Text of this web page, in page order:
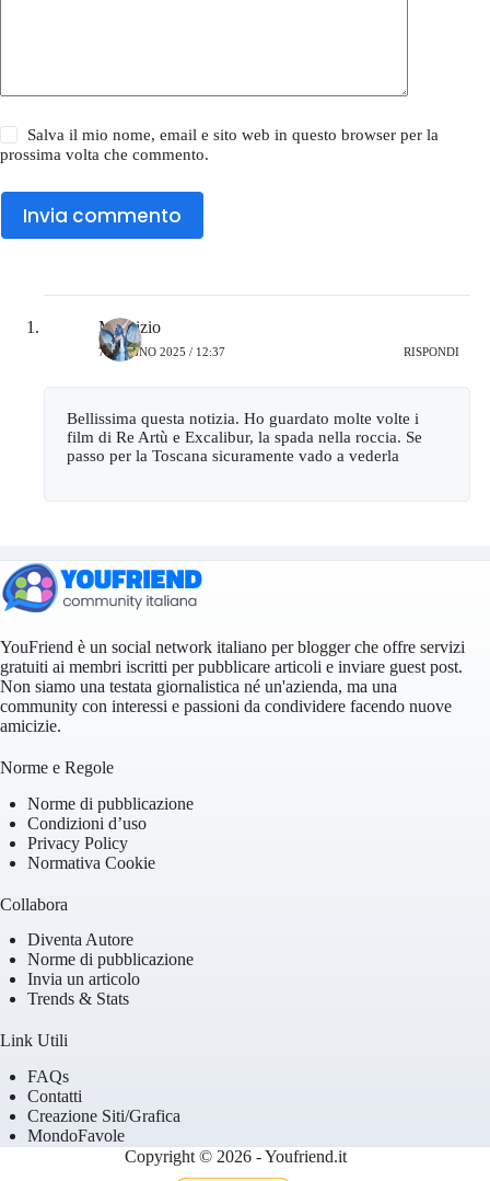
Salva il mio nome, email e sito web in questo browser per la
prossima volta che commento.
Invia commento
Maurizio
7 GIUGNO 2025 / 12:37 RISPONDI
Bellissima questa notizia. Ho guardato molte volte i
film di Re Artù e Excalibur, la spada nella roccia. Se
passo per la Toscana sicuramente vado a vederla
YouFriend è un social network italiano per blogger che offre servizi
gratuiti ai membri iscritti per pubblicare articoli e inviare guest post.
Non siamo una testata giornalistica né un'azienda, ma una
community con interessi e passioni da condividere facendo nuove
amicizie.
Norme e Regole
Norme di pubblicazione
Condizioni d’uso
Privacy Policy
Normativa Cookie
Collabora
Diventa Autore
Norme di pubblicazione
Invia un articolo
Trends & Stats
Link Utili
FAQs
Contatti
Creazione Siti/Grafica
MondoFavole
Copyright © 2026 - Youfriend.it